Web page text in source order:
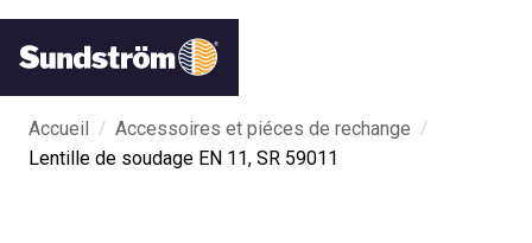
Accueil / Accessoires et piéces de rechange /
Lentille de soudage EN 11, SR 59011